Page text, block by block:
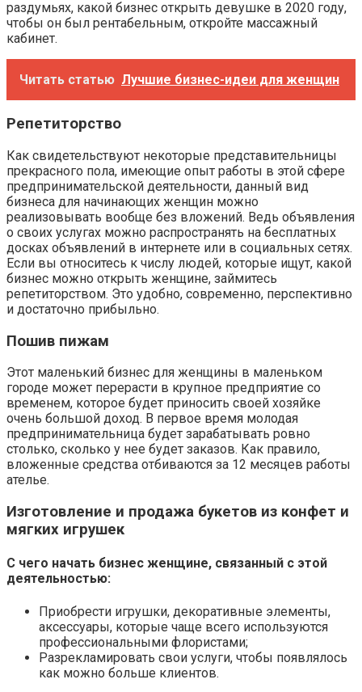
раздумьях, какой бизнес открыть девушке в 2020 году,
чтобы он был рентабельным, откройте массажный
кабинет.
Читать статью Лучшие бизнес-идеи для женщин
Репетиторство
Как свидетельствуют некоторые представительницы
прекрасного пола, имеющие опыт работы в этой сфере
предпринимательской деятельности, данный вид
бизнеса для начинающих женщин можно
реализовывать вообще без вложений. Ведь объявления
о своих услугах можно распространять на бесплатных
досках объявлений в интернете или в социальных сетях.
Если вы относитесь к числу людей, которые ищут, какой
бизнес можно открыть женщине, займитесь
репетиторством. Это удобно, современно, перспективно
и достаточно прибыльно.
Пошив пижам
Этот маленький бизнес для женщины в маленьком
городе может перерасти в крупное предприятие со
временем, которое будет приносить своей хозяйке
очень большой доход. В первое время молодая
предпринимательница будет зарабатывать ровно
столько, сколько у нее будет заказов. Как правило,
вложенные средства отбиваются за 12 месяцев работы
ателье.
Изготовление и продажа букетов из конфет и
мягких игрушек
С чего начать бизнес женщине, связанный с этой
деятельностью:
Приобрести игрушки, декоративные элементы,
аксессуары, которые чаще всего используются
профессиональными флористами;
Разрекламировать свои услуги, чтобы появлялось
как можно больше клиентов.